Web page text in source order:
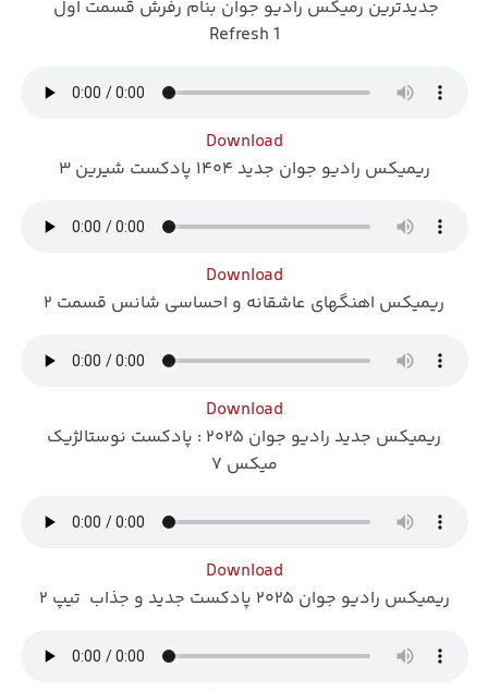
جدیدترین رمیکس رادیو جوان بنام رفرش قسمت اول
Refresh 1
Download
ریمیکس رادیو جوان جدید ۱۴۰۴ پادکست شیرین ۳
Download
ریمیکس اهنگهای عاشقانه و احساسی شانس قسمت ۲
Download
ریمیکس جدید رادیو جوان ۲۰۲۵ : پادکست نوستالژیک
میکس ۷
Download
ریمیکس رادیو جوان ۲۰۲۵ پادکست جدید و جذاب تیپ ۲